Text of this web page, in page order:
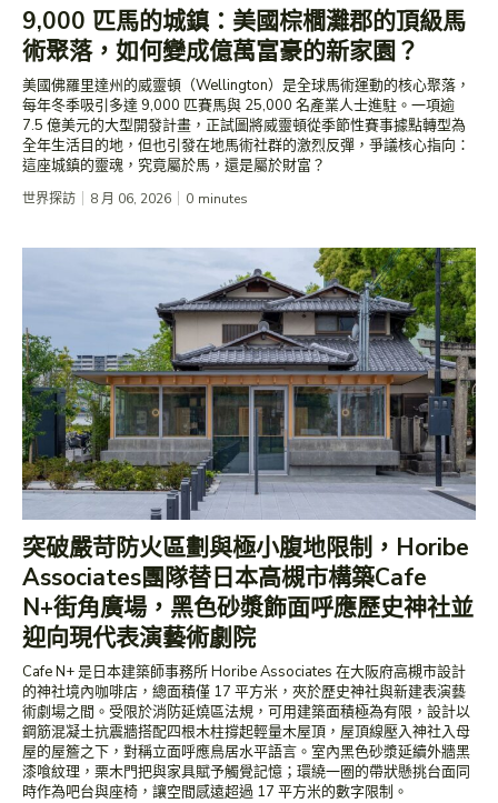
9,000 匹馬的城鎮：美國棕櫚灘郡的頂級馬
術聚落，如何變成億萬富豪的新家園？
美國佛羅里達州的威靈頓（Wellington）是全球馬術運動的核心聚落，
每年冬季吸引多達 9,000 匹賽馬與 25,000 名產業人士進駐。一項逾
7.5 億美元的大型開發計畫，正試圖將威靈頓從季節性賽事據點轉型為
全年生活目的地，但也引發在地馬術社群的激烈反彈，爭議核心指向：
這座城鎮的靈魂，究竟屬於馬，還是屬於財富？
世界探訪 8 月 06, 2026 0 minutes
突破嚴苛防火區劃與極小腹地限制，Horibe
Associates團隊替日本高槻市構築Cafe
N+街角廣場，黑色砂漿飾面呼應歷史神社並
迎向現代表演藝術劇院
Cafe N+ 是日本建築師事務所 Horibe Associates 在大阪府高槻市設計
的神社境內咖啡店，總面積僅 17 平方米，夾於歷史神社與新建表演藝
術劇場之間。受限於消防延燒區法規，可用建築面積極為有限，設計以
鋼筋混凝土抗震牆搭配四根木柱撐起輕量木屋頂，屋頂線壓入神社入母
屋的屋簷之下，對稱立面呼應鳥居水平語言。室內黑色砂漿延續外牆黑
漆喰紋理，栗木門把與家具賦予觸覺記憶；環繞一圈的帶狀懸挑台面同
時作為吧台與座椅，讓空間感遠超過 17 平方米的數字限制。